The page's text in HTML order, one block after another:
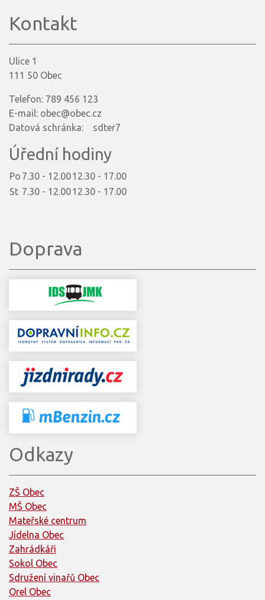
Kontakt
Ulice 1
111 50 Obec
Telefon: 789 456 123
E-mail: obec@obec.cz
Datová schránka: sdter7
Úřední hodiny
Po 7.30 - 12.0012.30 - 17.00
St 7.30 - 12.0012.30 - 17.00
Doprava
Odkazy
ZŠ Obec
MŠ Obec
Mateřské centrum
Jídelna Obec
Zahrádkáři
Sokol Obec
Sdružení vinařů Obec
Orel Obec